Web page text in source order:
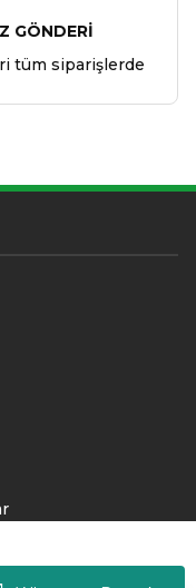
GÖNDERİ
tüm siparişlerde